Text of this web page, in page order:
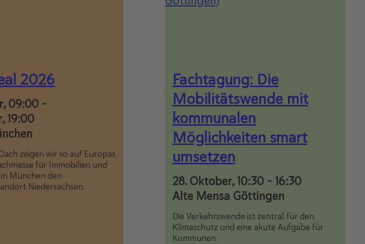
2026
zeigen wir so auf Europas
für Immobilien und
München den
Niedersachsen.
09:00 -
19:00
Fachtagung: Die
Mobilitätswende mit
kommunalen
Möglichkeiten smart
umsetzen
Die Verkehrswende ist zentral für den
Klimaschutz und eine akute Aufgabe für
Kommunen.
28. Oktober, 10:30- 16:30
Alte Mensa Göttingen